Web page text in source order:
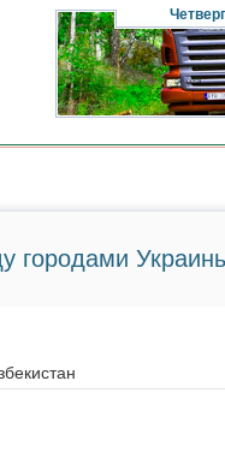
Четверг
городами